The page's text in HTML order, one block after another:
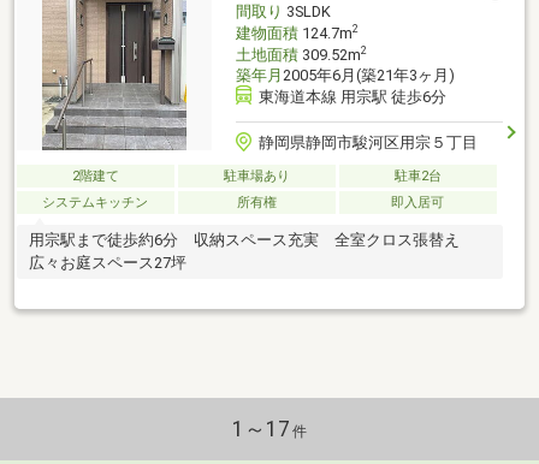
間取り 3SLDK
建物面積124.7m2
土地面積309.52m2
築年月 2005年6月(築21年3ヶ月)
東海道本線 用宗駅 徒歩6分
静岡県静岡市駿河区用宗５丁目
2階建て 駐車場あり
駐車2台
システムキッチン
所有権 即入居可
用宗駅まで徒歩約6分 収納スペース充実 全室クロス張替え
広々お庭スペース27坪
1～17 件